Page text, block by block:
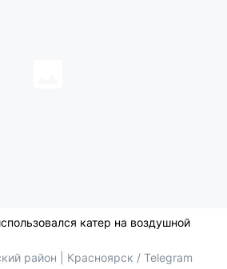
катер на воздушной
район | Красноярск / Telegram